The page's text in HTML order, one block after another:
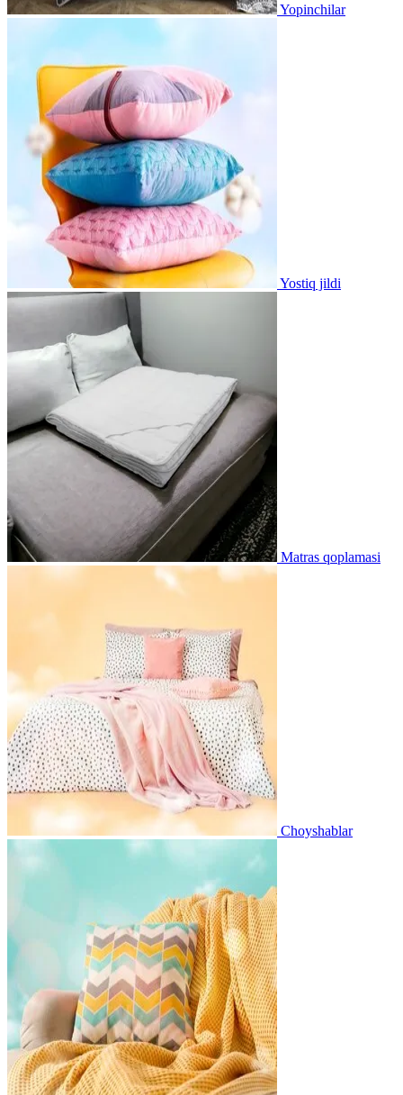
Yopinchilar
Yostiq jildi
Matras qoplamasi
Choyshablar